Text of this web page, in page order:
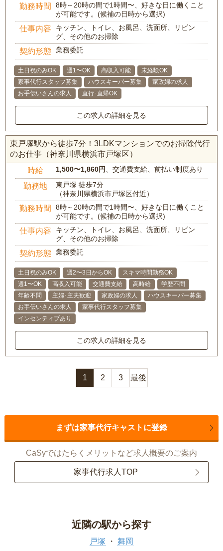
勤務時間
8時～20時の間で1時間〜、好きな日に働くこと
が可能です。(候補の日時から選択)
仕事内容
キッチン、トイレ、お風呂、洗面所、リビン
グ、その他のお掃除
契約形態 業務委託
土日祝のみOK 週1〜OK 高収入可能
未経験OK
家事代行スタッフ募集
ハウスキーパー募集
家政婦の求人
お手伝いさんの求人
直行･直帰OK
この求人の詳細を見る
東戸塚駅から徒歩7分！3LDKマンションでのお掃除代行
のお仕事（神奈川県横浜市戸塚区）
時給 1,500〜1,860円 、交通費支給、前払い制度あり
勤務地
東戸塚 徒歩7分
（神奈川県横浜市戸塚区付近）
勤務時間
8時～20時の間で1時間〜、好きな日に働くこと
が可能です。(候補の日時から選択)
仕事内容
キッチン、トイレ、お風呂、洗面所、リビン
グ、その他のお掃除
契約形態 業務委託
土日祝のみOK 週2〜3日からOK
スキマ時間勤務OK
週1〜OK
高収入可能 交通費支給 高時給
学歴不問
年齢不問
主婦･主夫歓迎 家政婦の求人
ハウスキーパー募集
お手伝いさんの求人
家事代行スタッフ募集
インセンティブあり
この求人の詳細を見る
1 2 3 最後
まずは家事代行キャストに登録
CaSyではたらくメリットなど求人概要のご案内
家事代行求人TOP
近隣の駅から探す
戸塚 舞岡